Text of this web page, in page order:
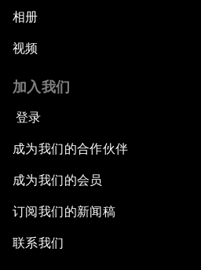
相册
视频
加入我们
登录
成为我们的合作伙伴
成为我们的会员
订阅我们的新闻稿
联系我们